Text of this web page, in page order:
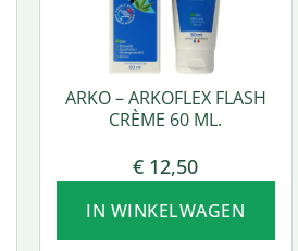
ARKO – ARKOFLEX FLASH
CRÈME 60 ML.
€ 12,50
IN WINKELWAGEN